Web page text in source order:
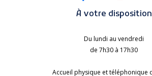
À votre disposition
Du lundi au vendredi
de 7h30 à 17h30
Accueil physique et téléphonique